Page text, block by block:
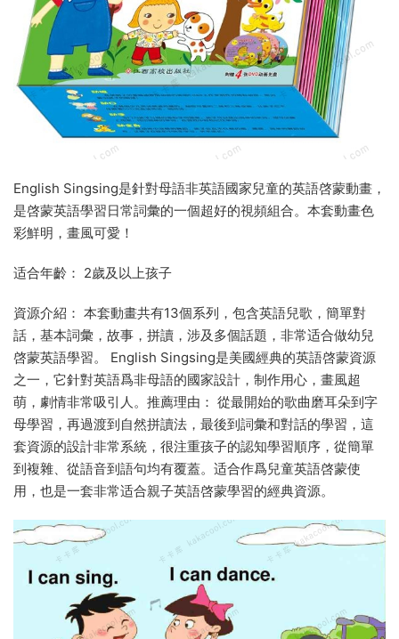
English Singsing是針對母語非英語國家兒童的英語啓蒙動畫，
是啓蒙英語學習日常詞彙的一個超好的視頻組合。本套動畫色
彩鮮明，畫風可愛！
适合年齡： 2歲及以上孩子
資源介紹： 本套動畫共有13個系列，包含英語兒歌，簡單對
話，基本詞彙，故事，拼讀，涉及多個話題，非常适合做幼兒
啓蒙英語學習。 English Singsing是美國經典的英語啓蒙資源
之一，它針對英語爲非母語的國家設計，制作用心，畫風超
萌，劇情非常吸引人。推薦理由： 從最開始的歌曲磨耳朵到字
母學習，再過渡到自然拼讀法，最後到詞彙和對話的學習，這
套資源的設計非常系統，很注重孩子的認知學習順序，從簡單
到複雜、從語音到語句均有覆蓋。适合作爲兒童英語啓蒙使
用，也是一套非常适合親子英語啓蒙學習的經典資源。